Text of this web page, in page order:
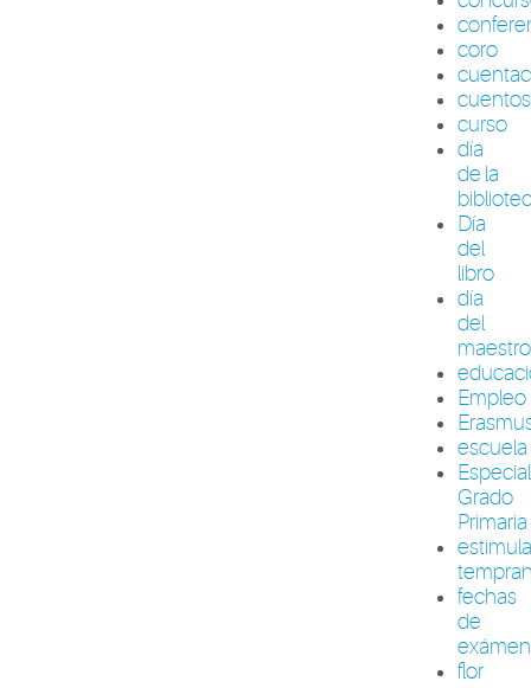
coro
cuentos
curso
día
de la
Día
del
libro
día
del
maestro
Empleo
escuela
Grado
Primaria
fechas
de
flor